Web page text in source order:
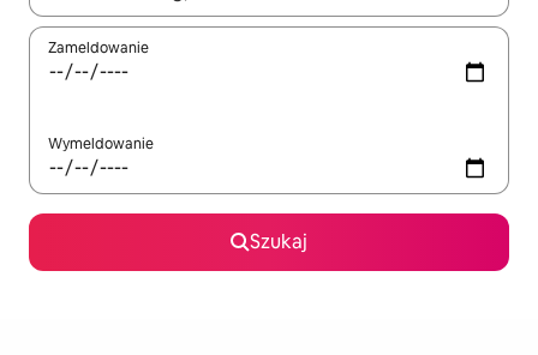
Zameldowanie
Wymeldowanie
Szukaj